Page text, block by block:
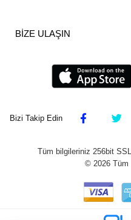
BİZE ULAŞIN
Bizi Takip Edin
Tüm bilgileriniz 256bit
© 2026Tüm